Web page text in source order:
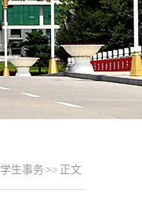
学生事务 >> 正文